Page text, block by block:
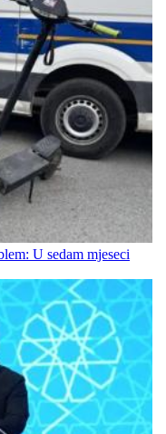
U sedam mjeseci